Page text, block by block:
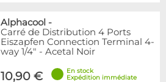
Alphacool -
Carré de Distribution 4 Ports
Eiszapfen Connection Terminal 4-
way 1/4" - Acetal Noir
10,90 €
En stock
Expédition immédiate